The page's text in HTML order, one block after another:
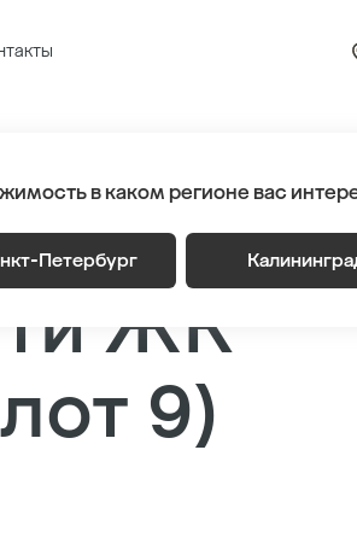
в каком регионе вас
Петербург
ЖК
9)